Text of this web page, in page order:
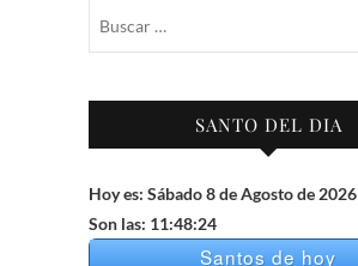
SANTO DEL DIA
Hoy es: Sábado 8 de Agosto de 2026
Son las: 11:48:25